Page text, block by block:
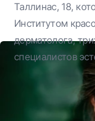
Таллинас, 18,
Институтом
дерматолога,
специалистов